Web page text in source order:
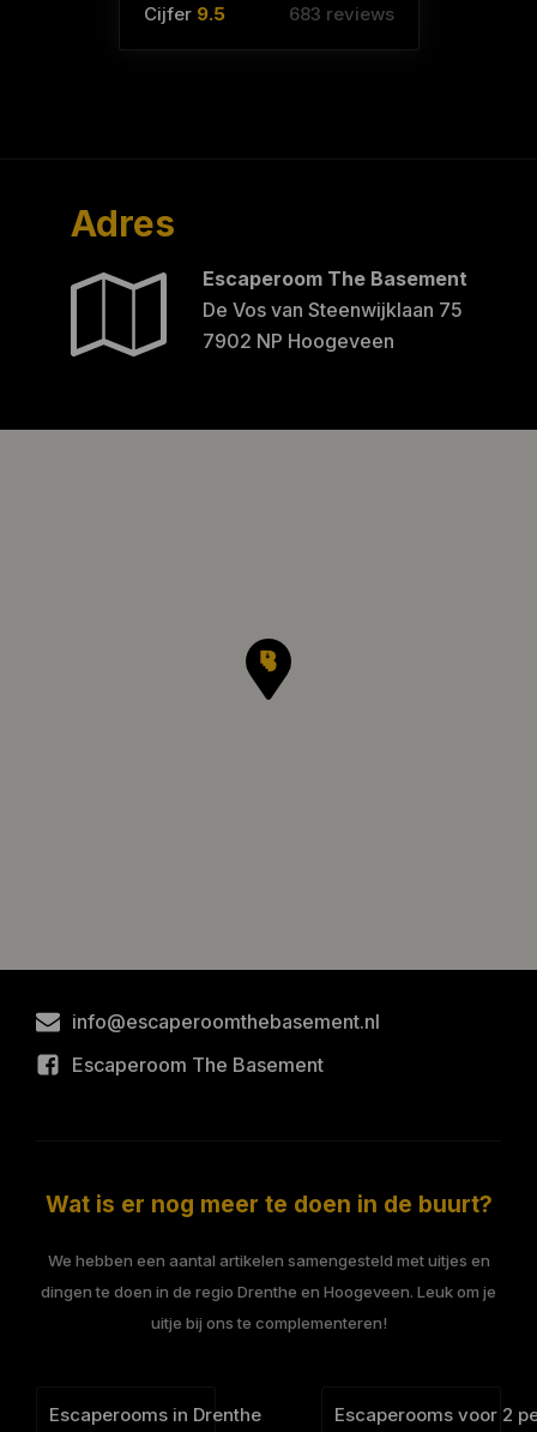
Cijfer 9.5 683 reviews
Adres
Escaperoom The Basement
De Vos van Steenwijklaan 75
7902 NP Hoogeveen
info@escaperoomthebasement.nl
Escaperoom The Basement
Wat is er nog meer te doen in de buurt?
We hebben een aantal artikelen samengesteld met uitjes en
dingen te doen in de regio Drenthe en Hoogeveen. Leuk om je
uitje bij ons te complementeren!
Escaperooms in Drenthe Escaperooms voor 2